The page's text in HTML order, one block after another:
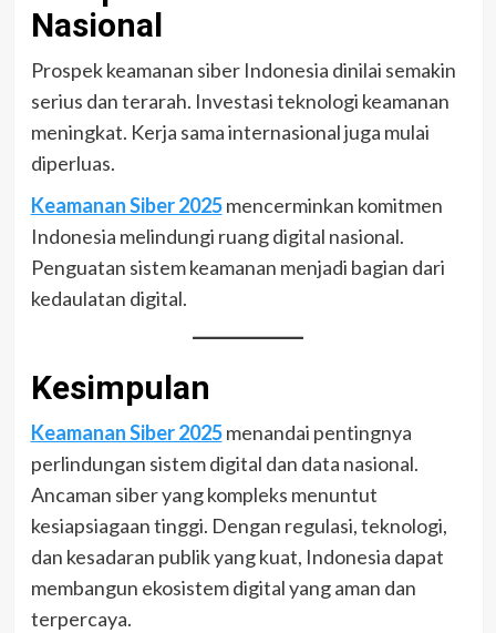
Nasional
Prospek keamanan siber Indonesia dinilai semakin
serius dan terarah. Investasi teknologi keamanan
meningkat. Kerja sama internasional juga mulai
diperluas.
Keamanan Siber 2025mencerminkan komitmen
Indonesia melindungi ruang digital nasional.
Penguatan sistem keamanan menjadi bagian dari
kedaulatan digital.
Kesimpulan
Keamanan Siber 2025menandai pentingnya
perlindungan sistem digital dan data nasional.
Ancaman siber yang kompleks menuntut
kesiapsiagaan tinggi. Dengan regulasi, teknologi,
dan kesadaran publik yang kuat, Indonesia dapat
membangun ekosistem digital yang aman dan
terpercaya.